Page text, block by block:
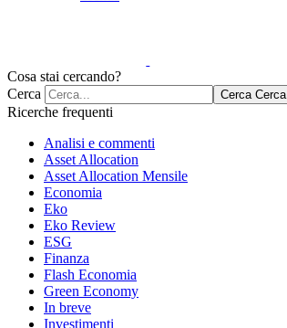
Cosa stai cercando?
Cerca
Cerca Cerca
Ricerche frequenti
Analisi e commenti
Asset Allocation
Asset Allocation Mensile
Economia
Eko
Eko Review
ESG
Finanza
Flash Economia
Green Economy
In breve
Investimenti